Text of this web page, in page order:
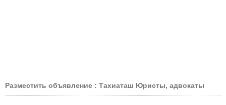
Разместить объявление : Тахиаташ Юристы, адвокаты